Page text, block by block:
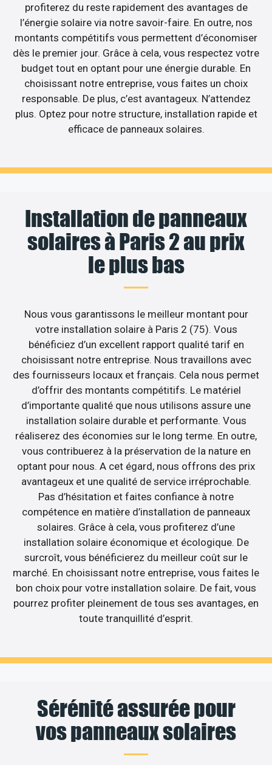
profiterez du reste rapidement des avantages de
l’énergie solaire via notre savoir-faire. En outre, nos
montants compétitifs vous permettent d’économiser
dès le premier jour. Grâce à cela, vous respectez votre
budget tout en optant pour une énergie durable. En
choisissant notre entreprise, vous faites un choix
responsable. De plus, c’est avantageux. N’attendez
plus. Optez pour notre structure, installation rapide et
efficace de panneaux solaires.
Installation de panneaux
solaires à Paris 2 au prix
le plus bas
Nous vous garantissons le meilleur montant pour
votre installation solaire à Paris 2 (75). Vous
bénéficiez d’un excellent rapport qualité tarif en
choisissant notre entreprise. Nous travaillons avec
des fournisseurs locaux et français. Cela nous permet
d’offrir des montants compétitifs. Le matériel
d’importante qualité que nous utilisons assure une
installation solaire durable et performante. Vous
réaliserez des économies sur le long terme. En outre,
vous contribuerez à la préservation de la nature en
optant pour nous. A cet égard, nous offrons des prix
avantageux et une qualité de service irréprochable.
Pas d’hésitation et faites confiance à notre
compétence en matière d’installation de panneaux
solaires. Grâce à cela, vous profiterez d’une
installation solaire économique et écologique. De
surcroît, vous bénéficierez du meilleur coût sur le
marché. En choisissant notre entreprise, vous faites le
bon choix pour votre installation solaire. De fait, vous
pourrez profiter pleinement de tous ses avantages, en
toute tranquillité d’esprit.
Sérénité assurée pour
vos panneaux solaires